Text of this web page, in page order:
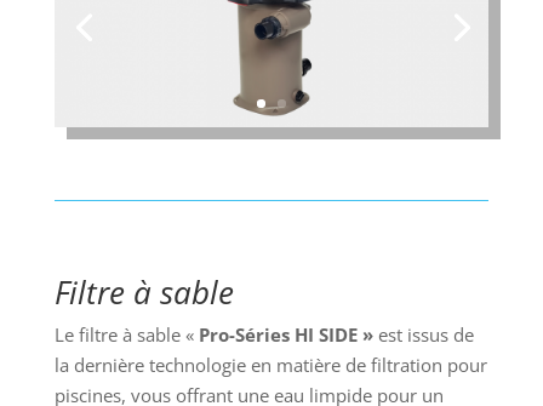
Filtre à sable
Le filtre à sable « Pro-Séries HI SIDE » est issus de
la dernière technologie en matière de filtration pour
piscines, vous offrant une eau limpide pour un